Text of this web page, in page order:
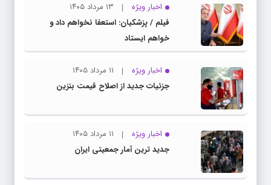
اخبار ویژه
۱۳ مرداد ۱۴۰۵
فیلم / پزشکیان: استعفا نخواهم داد و
خواهم ایستاد
اخبار ویژه
۱۱ مرداد ۱۴۰۵
جزئیات جدید از اصلاح قیمت بنزین
اخبار ویژه
۱۱ مرداد ۱۴۰۵
جدید ترین آمار جمعیتی ایران